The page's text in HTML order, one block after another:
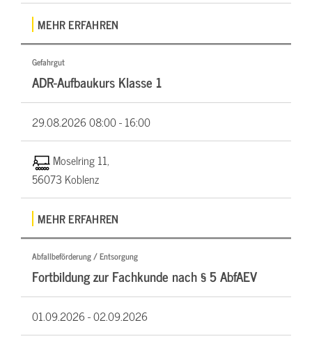
MEHR ERFAHREN
Gefahrgut
ADR-Aufbaukurs Klasse 1
29.08.202608:00 - 16:00
Moselring 11,
56073 Koblenz
MEHR ERFAHREN
Abfallbeförderung / Entsorgung
Fortbildung zur Fachkunde nach § 5 AbfAEV
01.09.2026 -02.09.2026